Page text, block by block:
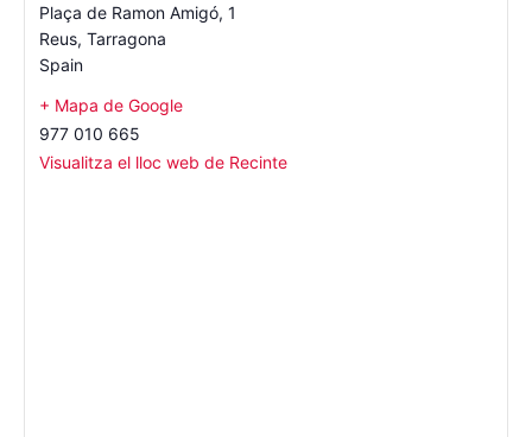
Plaça de Ramon Amigó, 1
Reus, Tarragona
Spain
+ Mapa de Google
977 010 665
Visualitza el lloc web de Recinte